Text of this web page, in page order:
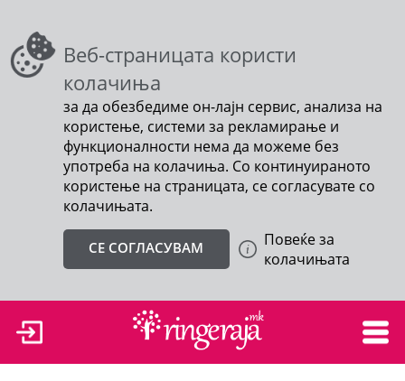
Веб-страницата користи
колачиња
за да обезбедиме он-лајн сервис, анализа на
користење, системи за рекламирање и
функционалности нема да можеме без
употреба на колачиња. Со континуираното
користење на страницата, се согласувате со
колачињата.
СЕ СОГЛАСУВАМ
Повеќе за
колачињата